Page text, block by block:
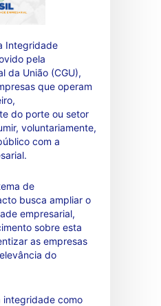
Integridade
pela
da União (CGU),
que operam
do porte ou setor
voluntariamente,
com a
de
busca ampliar o
empresarial,
sobre esta
as empresas
do
integridade como